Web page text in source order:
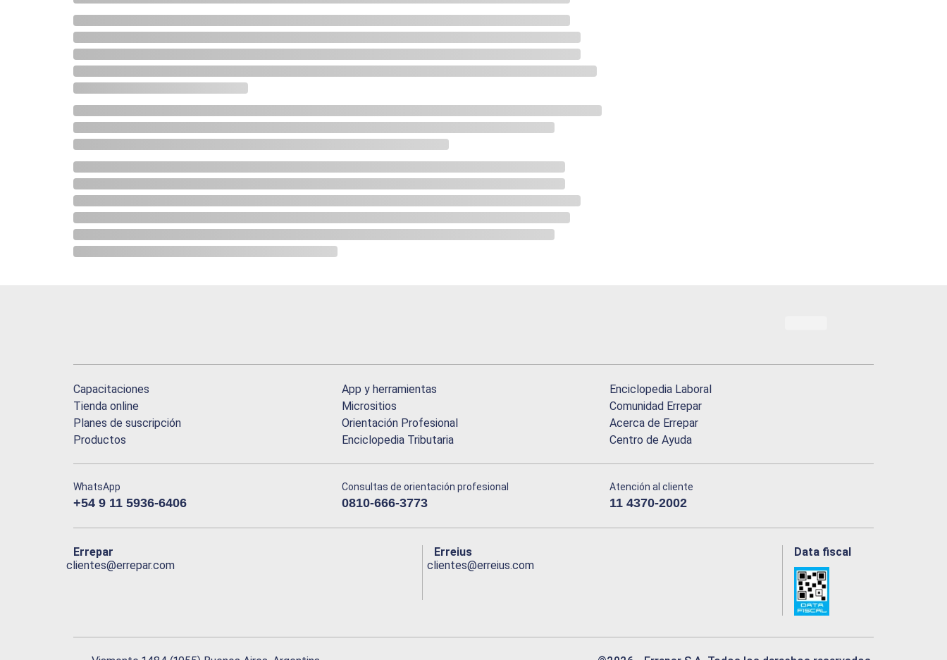
Capacitaciones
Tienda online
Planes de suscripción
Productos
App y herramientas
Micrositios
Orientación Profesional
Enciclopedia Tributaria
Enciclopedia Laboral
Comunidad Errepar
Acerca de Errepar
Centro de Ayuda
WhatsApp
+54 9 11 5936-6406
Consultas de orientación profesional
0810-666-3773
Atención al cliente
11 4370-2002
Errepar
clientes@errepar.com
Erreius
clientes@erreius.com
Data fiscal